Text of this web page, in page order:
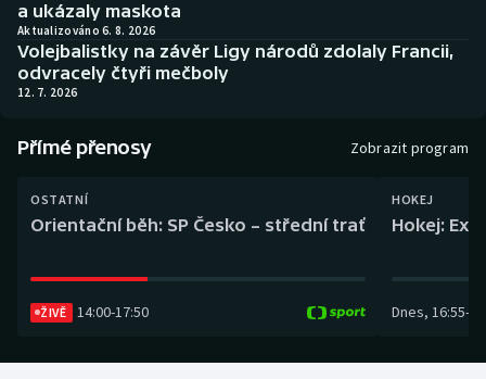
Biatlon
Boby a skeleton
Box
Curling
Aplikace ČT sport
AZ kvíz
a ukázaly maskota
Aktualizováno 6. 8. 2026
Volejbalistky na závěr Ligy národů zdolaly Francii,
odvracely čtyři mečboly
12. 7. 2026
Přímé přenosy Zobrazit program
OSTATNÍ
Orientační běh: SP Česko – střední trať
ŽIVĚ 14:00-17:50
HOKEJ
Hokej:
Dnes, 16:55-